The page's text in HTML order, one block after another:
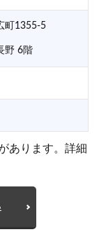
町1355-5
野 6階
あります。詳細